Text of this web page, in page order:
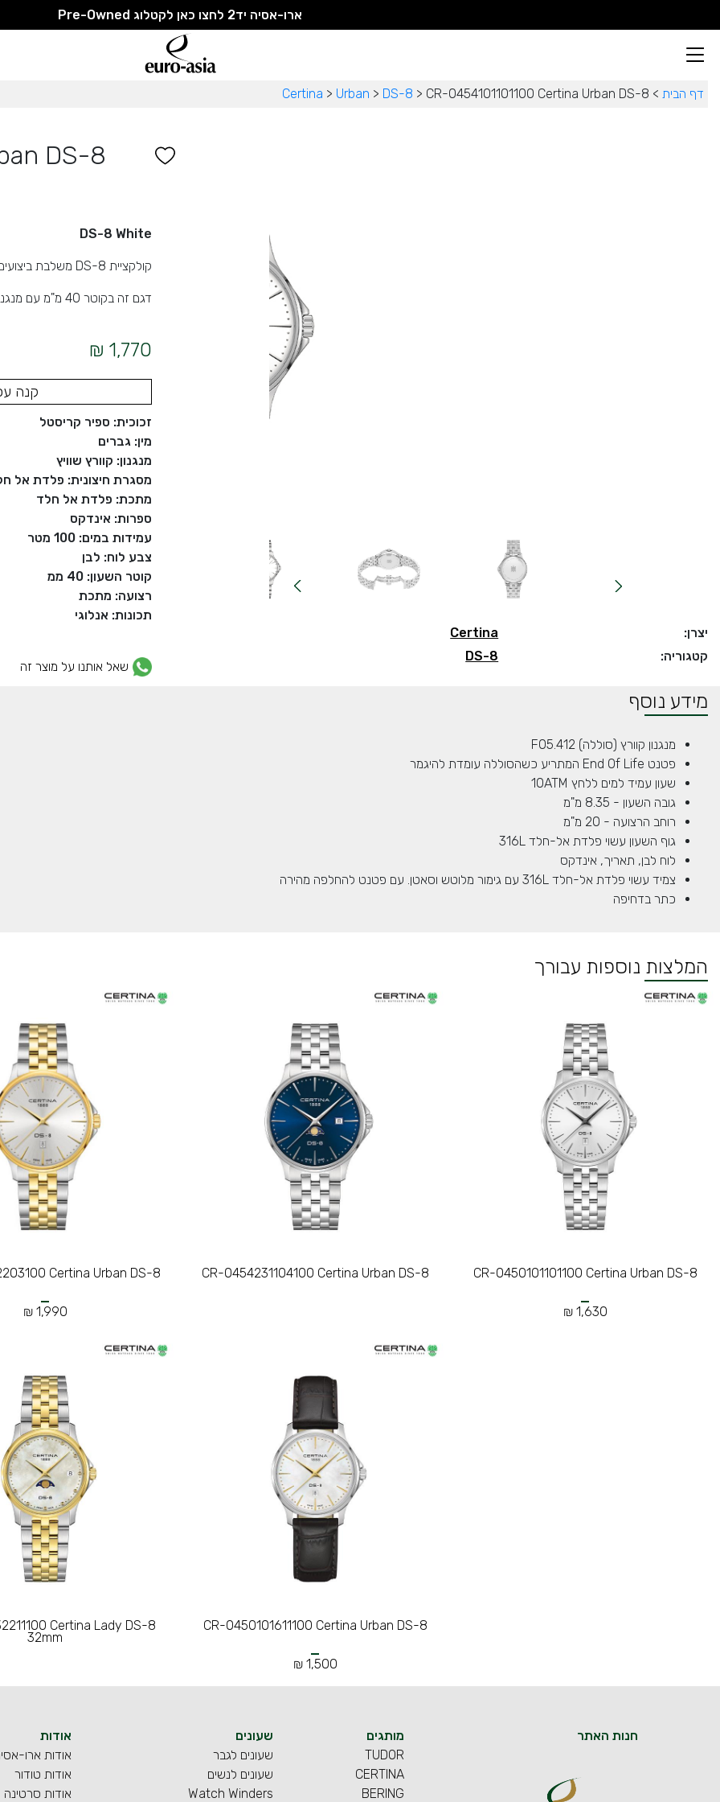
ארו-אסיה יד2 לחצו כאן לקטלוג Pre-Owned
דף הבית >
Certina > Urban > DS-8 > CR-0454101101100 Certina Urban DS-8
יצרן:
Certina
קטגוריה:
DS-8
DS-8
DS-8 White
קולקציית DS-8 משלבת ביצועים טכניים מעולים עם תחושה אמיתית של סטייל.
דגם זה בקוטר 40 מ"מ עם מנגנון קוורץ (סוללה) ברמת דיוק מאוד גבוהה.
1,770 ₪
קנה
זכוכית: ספיר קריסטל
מין: גברים
מנגנון: קוורץ שוויץ
מסגרת חיצונית: פלדת אל
מתכת: פלדת אל חלד
ספרות: אינדקס
עמידות במים: 100 מטר
צבע לוח: לבן
קוטר השעון: 40 ממ
רצועה: מתכת
תכונות: אנלוגי
שאל אותנו על מוצר זה
מידע נוסף
מנגנון קוורץ (סוללה) F05.412
פטנט End Of Life המתריע כשהסוללה עומדת להיגמר
שעון עמיד למים ללחץ 10ATM
גובה השעון - 8.35 מ"מ
רוחב הרצועה - 20 מ"מ
גוף השעון עשוי פלדת אל-חלד 316L
לוח לבן, תאריך, אינדקס
צמיד עשוי פלדת אל-חלד 316L עם גימור מלוטש וסאטן. עם פטנט להחלפה מהירה
כתר בדחיפה
המלצות נוספות עבורך
CR-0450101101100 Certina Urban DS-8
1,630 ₪
CR-0454231104100 Certina Urban DS-8
Certina Urban DS-8
1,990 ₪
CR-0450101611100 Certina Urban DS-8
1,500 ₪
Certina Lady DS-8
32mm
חנות האתר
מותגים
TUDOR
CERTINA
BERING
שעונים
שעונים לגבר
שעונים לנשים
Watch Winders
אודות
אודות ארו-
אודות טודור
אודות סרטינה